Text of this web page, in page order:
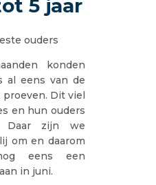
5 jaar
ouders
konden
al eens van de
Dit viel
en hun ouders
Daar zijn we
om en daarom
eens een
in juni.